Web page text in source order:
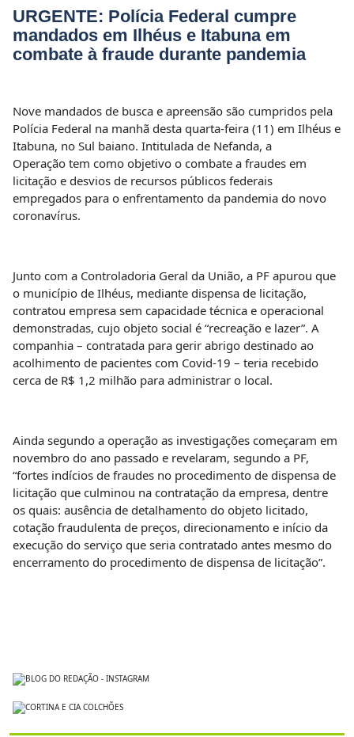
URGENTE: Polícia Federal cumpre
mandados em Ilhéus e Itabuna em
combate à fraude durante pandemia
Nove mandados de busca e apreensão são cumpridos pela
Polícia Federal na manhã desta quarta-feira (11) em Ilhéus e
Itabuna, no Sul baiano. Intitulada de Nefanda, a
Operação tem como objetivo o combate a fraudes em
licitação e desvios de recursos públicos federais
empregados para o enfrentamento da pandemia do novo
coronavírus.
Junto com a Controladoria Geral da União, a PF apurou que
o município de Ilhéus, mediante dispensa de licitação,
contratou empresa sem capacidade técnica e operacional
demonstradas, cujo objeto social é “recreação e lazer”. A
companhia – contratada para gerir abrigo destinado ao
acolhimento de pacientes com Covid-19 – teria recebido
cerca de R$ 1,2 milhão para administrar o local.
Ainda segundo a operação as investigações começaram em
novembro do ano passado e revelaram, segundo a PF,
“fortes indícios de fraudes no procedimento de dispensa de
licitação que culminou na contratação da empresa, dentre
os quais: ausência de detalhamento do objeto licitado,
cotação fraudulenta de preços, direcionamento e início da
execução do serviço que seria contratado antes mesmo do
encerramento do procedimento de dispensa de licitação”.